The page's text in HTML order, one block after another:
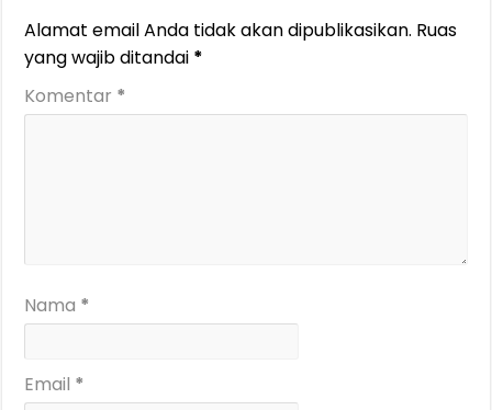
Alamat email Anda tidak akan dipublikasikan. Ruas
yang wajib ditandai *
Komentar *
Nama *
Email *